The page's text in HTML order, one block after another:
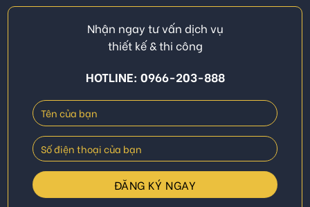
Nhận ngay tư vấn dịch vụ
thiết kế & thi công
HOTLINE: 0966-203-888